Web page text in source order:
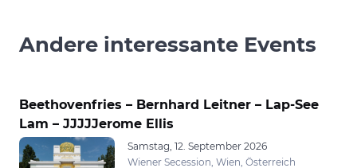
Andere interessante Events
Beethovenfries – Bernhard Leitner – Lap-See
Lam – JJJJJerome Ellis
Samstag, 12. September 2026
Wiener Secession, Wien, Österreich